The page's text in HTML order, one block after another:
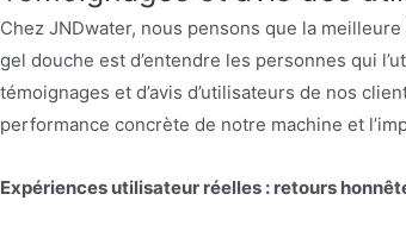
Chez JNDwater, nous pensons que la
gel douche est d’entendre les personnes qui
témoignages et d’avis d’utilisateurs de nos
performance concrète de notre machine et
Expériences utilisateur réelles : retours